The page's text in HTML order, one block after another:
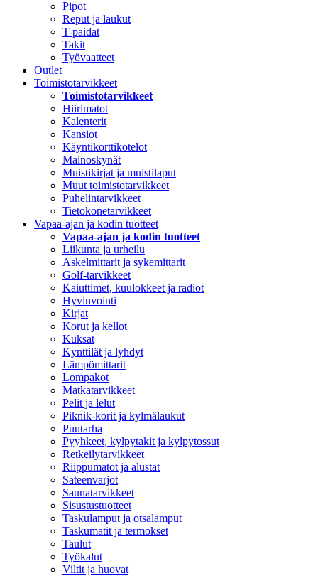
Pipot
Reput ja laukut
T-paidat
Takit
Työvaatteet
Outlet
Toimistotarvikkeet
Toimistotarvikkeet
Hiirimatot
Kalenterit
Kansiot
Käyntikorttikotelot
Mainoskynät
Muistikirjat ja muistilaput
Muut toimistotarvikkeet
Puhelintarvikkeet
Tietokonetarvikkeet
Vapaa-ajan ja kodin tuotteet
Vapaa-ajan ja kodin tuotteet
Liikunta ja urheilu
Askelmittarit ja sykemittarit
Golf-tarvikkeet
Kaiuttimet, kuulokkeet ja radiot
Hyvinvointi
Kirjat
Korut ja kellot
Kuksat
Kynttilät ja lyhdyt
Lämpömittarit
Lompakot
Matkatarvikkeet
Pelit ja lelut
Piknik-korit ja kylmälaukut
Puutarha
Pyyhkeet, kylpytakit ja kylpytossut
Retkeilytarvikkeet
Riippumatot ja alustat
Sateenvarjot
Saunatarvikkeet
Sisustustuotteet
Taskulamput ja otsalamput
Taskumatit ja termokset
Taulut
Työkalut
Viltit ja huovat